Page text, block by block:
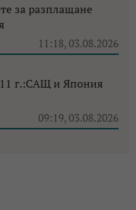
за разплащане
11:18, 03.08.2026
г.:САЩ и Япония
09:19, 03.08.2026